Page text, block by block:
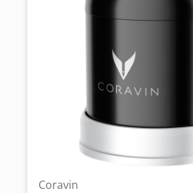
Coravin